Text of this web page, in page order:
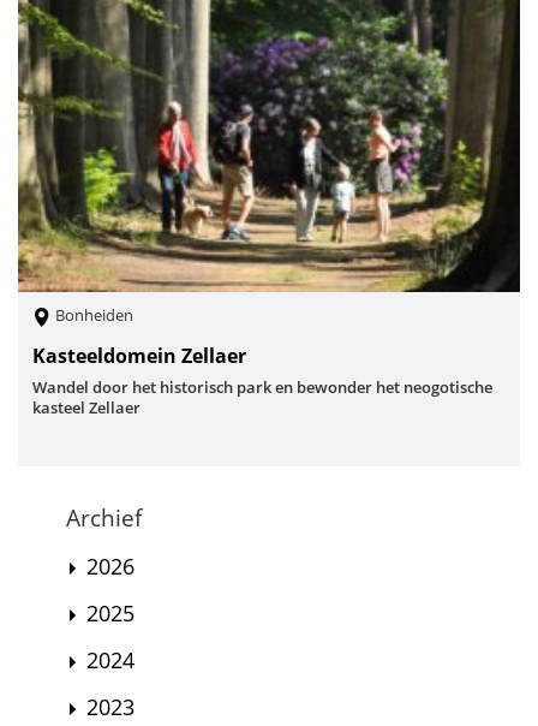
Bonheiden
Kasteeldomein Zellaer
Wandel door het historisch park en bewonder het neogotische
kasteel Zellaer
Archief
2026
2025
2024
2023